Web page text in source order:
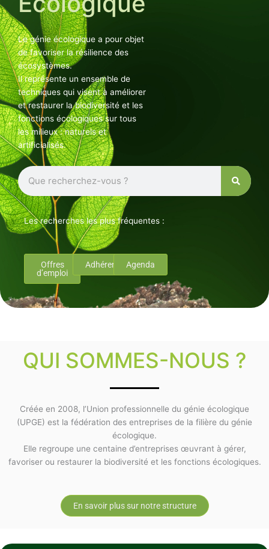
Le génie écologique a pour objet
de favoriser la résilience des
écosystèmes.
Il représente un ensemble de
techniques qui visent à améliorer
et restaurer la biodiversité et les
fonctions écologiques sur tous
les milieux : naturels et
artificialisés.
Rechercher
Les recherches les plus fréquentes :
Offres
d’emploi
Adhérents Agenda
QUI SOMMES-NOUS ?
Créée en 2008, l’Union professionnelle du génie écologique
(UPGE) est la fédération des entreprises de la filière du génie
écologique.
Elle regroupe une centaine d’entreprises œuvrant à gérer,
favoriser ou restaurer la biodiversité et les fonctions écologiques.
En savoir plus sur notre structure